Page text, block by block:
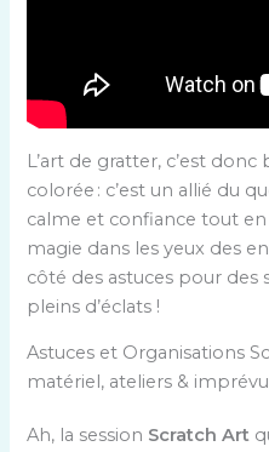
L’art de gratter, c’est donc
colorée : c’est un allié du
calme et confiance tout
magie dans les yeux des
côté des astuces pour des
pleins d’éclats !
Astuces et Organisations
matériel, ateliers &
Ah, la session Scratch Art